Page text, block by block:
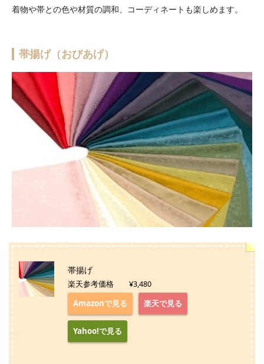
着物や帯との色や材質の調和、コーディネートも楽しめます。
帯揚げ（おびあげ）
帯揚げ
楽天参考価格 ¥3,480
Amazonで見る 楽天で見る
Yahoo!で見る